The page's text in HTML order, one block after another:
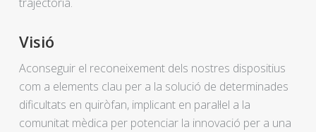
Visió
Aconseguir el reconeixement dels nostres dispositius
com a elements clau per a la solució de determinades
dificultats en quiròfan, implicant en paral·lel a la
comunitat mèdica per potenciar la innovació per a una